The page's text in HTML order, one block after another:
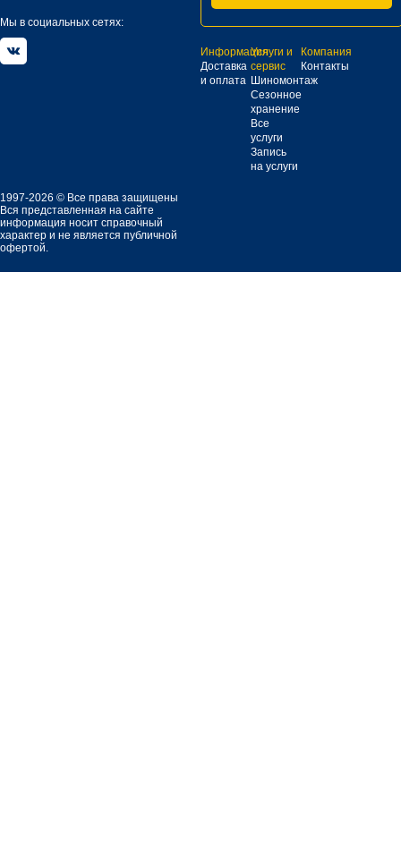
Мы в социальных сетях:
Информация
Доставка
и оплата
Услуги и
сервис
Шиномонтаж
Сезонное
хранение
Все
услуги
Запись
на услуги
Компания
Контакты
1997-2026 © Все права защищены
Вся представленная на сайте
информация носит справочный
характер и не является публичной
офертой.